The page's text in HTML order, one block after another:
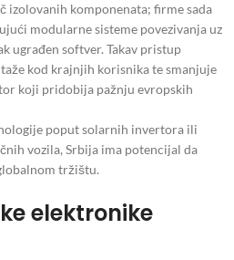
izolovanih komponenata; firme sada
modularne sisteme povezivanja uz
ugrađen softver. Takav pristup
kod krajnjih korisnika te smanjuje
koji pridobija pažnju evropskih
poput solarnih invertora ili
vozila, Srbija ima potencijal da
tržištu.
elektronike